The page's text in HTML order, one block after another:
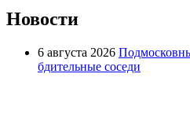
Новости
6 августа 2026
бдительные соседи